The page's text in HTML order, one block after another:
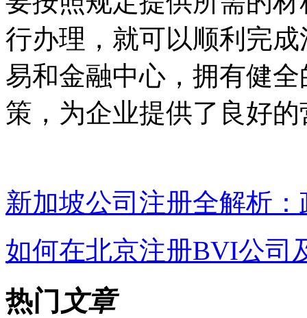
行办理，就可以顺利完
易和金融中心，拥有健
策，为企业提供了良好
新加坡公司注册全解析
如何在北京注册BVI公司
热门 文章